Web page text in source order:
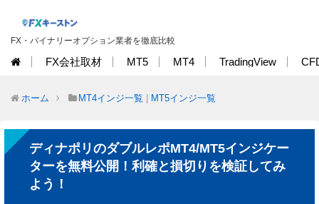
FX・バイナリーオプション業者を徹底比較
FX会社取材 MT5 MT4 TradingView
ホーム MT4インジ一覧 MT5インジ一覧
ディナポリのダブルレポMT4/MT5インジケー
ターを無料公開！利確と損切りを検証してみ
よう！